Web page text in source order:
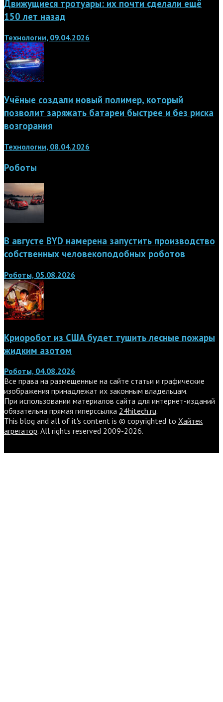
Движущиеся тротуары: их почти сделали ещё
150 лет назад
Технологии, 09.04.2026
Учёные создали новый полимер, который
позволит заряжать батареи быстрее и без риска
возгорания
Технологии, 08.04.2026
Роботы
В августе BYD намерена запустить производство
собственных человекоподобных роботов
Роботы, 05.08.2026
Криоробот из США будет тушить лесные пожары
жидким азотом
Роботы, 04.08.2026
Все права на размещенные на сайте статьи и графические
изображения принадлежат их законным владельцам.
При использовании материалов сайта для интернет-изданий
обязательна прямая гиперссылка 24hitech.ru.
This blog and all of it's content is © copyrighted to Хайтек
агрегатор. All rights reserved 2009-2026.